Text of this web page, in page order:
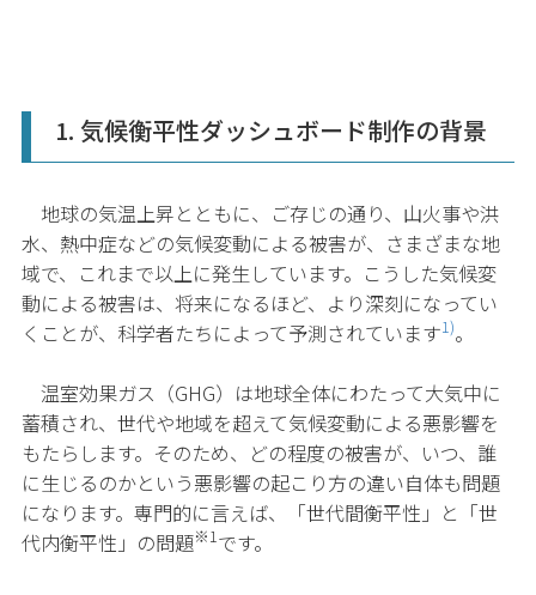
1. 気候衡平性ダッシュボード制作の背景
地球の気温上昇とともに、ご存じの通り、山火事や洪
水、熱中症などの気候変動による被害が、さまざまな地
域で、これまで以上に発生しています。こうした気候変
動による被害は、将来になるほど、より深刻になってい
くことが、科学者たちによって予測されています1)。
温室効果ガス（GHG）は地球全体にわたって大気中に
蓄積され、世代や地域を超えて気候変動による悪影響を
もたらします。そのため、どの程度の被害が、いつ、誰
に生じるのかという悪影響の起こり方の違い自体も問題
になります。専門的に言えば、「世代間衡平性」と「世
代内衡平性」の問題※1です。